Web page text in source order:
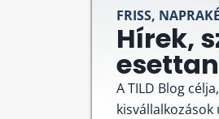
FRISS,
Hírek,
A TILD Blog